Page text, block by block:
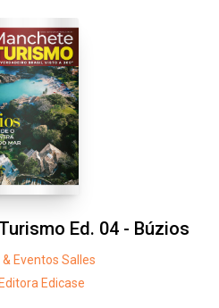
Ed. 04 - Búzios
& Eventos Salles
Editora Edicase